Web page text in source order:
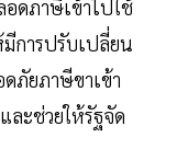
ดภาษีเข้าไปใช้
การปรับเปลี่ยน
ภัยภาษีขาเข้า
ละช่วยให้รัฐจัด